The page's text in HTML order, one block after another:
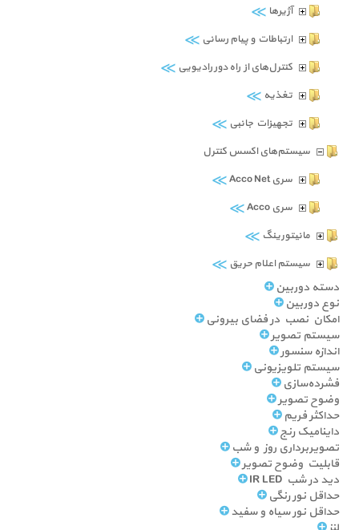
آژیرها ≫
ارتباطات و پیام رسانی ≫
کنترل‌های از راه دور رادیویی ≫
تغذیه ≫
تجهیزات جانبی ≫
سیستم‌های اکسس کنترل
سری Acco Net
≫
سری Acco ≫
مانیتورینگ ≫
سیستم اعلام حریق ≫
دسته دوربین
نوع دوربین
امکان نصب در فضای بیرونی
سیستم تصویر
اندازه سنسور
سیستم تلویزیونی
فشرده‌سازی
وضوح تصویر
حداکثر فریم
داینامیک رنج
تصویربرداری روز و شب
قابلیت وضوح تصویر
دید در شب IR LED
حداقل نور رنگی
حداقل نور سیاه و سفید